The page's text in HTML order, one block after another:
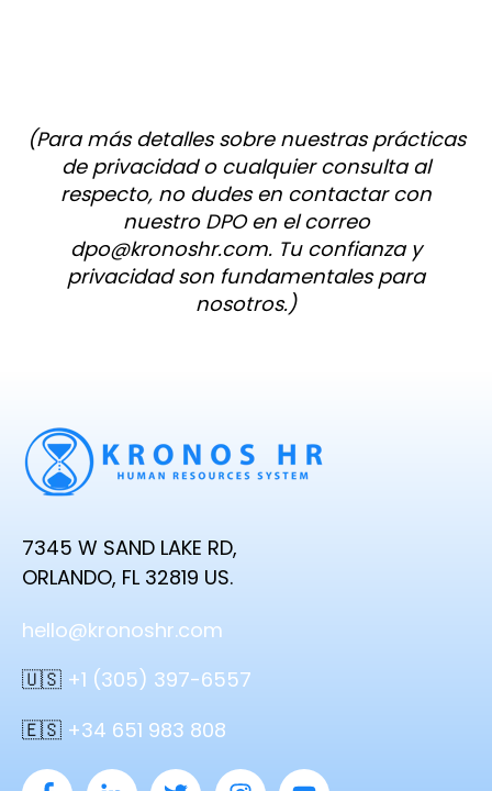
(Para más detalles sobre nuestras prácticas
de privacidad o cualquier consulta al
respecto, no dudes en contactar con
nuestro DPO en el correo
dpo@kronoshr.com. Tu confianza y
privacidad son fundamentales para
nosotros.)
7345 W SAND LAKE RD,
ORLANDO, FL 32819 US.
hello@kronoshr.com
🇺🇸 +1 (305) 397-6557
🇪🇸 +34 651 983 808